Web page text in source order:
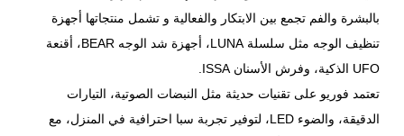
بالبشرة والفم تجمع بين الابتكار والفعالية و تشمل منتجاتها أجهزة
تنظيف الوجه مثل سلسلة LUNA، أجهزة شد الوجه BEAR، أقنعة
UFO الذكية، وفرش الأسنان ISSA.
تعتمد فوريو على تقنيات حديثة مثل النبضات الصوتية، التيارات
الدقيقة، والضوء LED، لتوفير تجربة سبا احترافية في المنزل، مع